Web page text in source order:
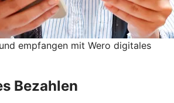
empfangen mit Wero digitales
Bezahlen